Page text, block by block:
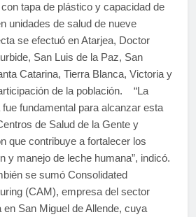
tapa de plástico y capacidad de
unidades de salud de nueve
se efectuó en Atarjea, Doctor
San Luis de la Paz, San
Catarina, Tierra Blanca, Victoria y
de la población. “La
fundamental para alcanzar esta
de Salud de la Gente y
que contribuye a fortalecer los
y manejo de leche humana”, indicó.
se sumó Consolidated
(CAM), empresa del sector
San Miguel de Allende, cuya